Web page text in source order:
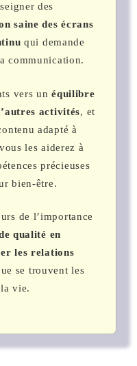
des
saine des écrans
qui demande
communication.
vers unéquilibre
activités, et
adapté à
les aiderez à
précieuses
bien-être.
de l’importance
qualité en
les relations
se trouvent les
vie.